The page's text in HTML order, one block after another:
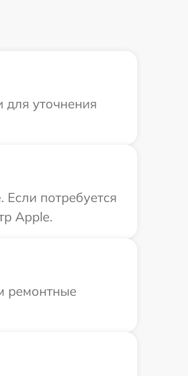
для уточнения
потребуется
Apple.
ремонтные